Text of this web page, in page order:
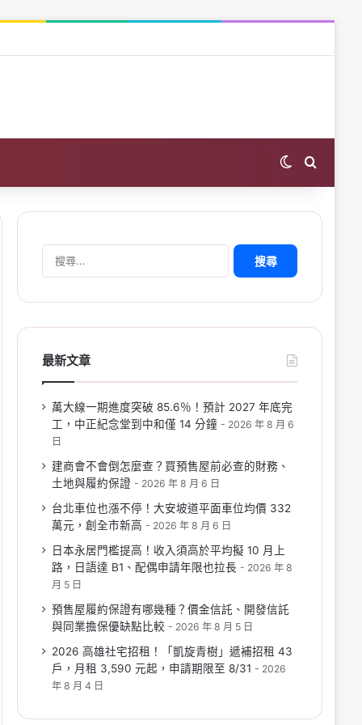
Switch skin
搜
鍵
最新文章
萬大線一期進度突破 85.6％！預計 2027 年底完
工，中正紀念堂到中和僅 14 分鐘
2026 年 8 月 6
日
建商會不會倒怎麼查？買預售屋前必查的財務、
土地與履約保證
2026 年 8 月 6 日
台北車位也漲不停！大安坡道平面車位均價 332
萬元，創全市新高
2026 年 8 月 6 日
日本永居門檻提高！收入須高於平均擬 10 月上
路，日語達 B1、配偶申請年限也拉長
2026 年 8
月 5 日
預售屋履約保證有哪幾種？價金信託、開發信託
與同業擔保優缺點比較
2026 年 8 月 5 日
2026 高雄社宅招租！「凱旋青樹」遞補招租 43
戶，月租 3,590 元起，申請期限至 8/31
2026
年 8 月 4 日